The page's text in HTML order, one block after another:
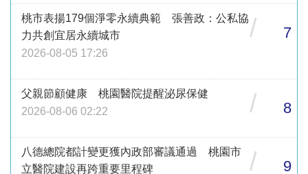
桃市表揚179個淨零永續典範 張善政：公私協
力共創宜居永續城市
2026-08-05 17:26
/ 7
父親節顧健康 桃園醫院提醒泌尿保健
2026-08-06 02:22
/ 8
八德總院都計變更獲內政部審議通過 桃園市
立醫院建設再跨重要里程碑
/ 9